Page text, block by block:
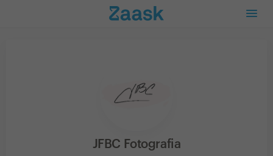
JFBC Fotografia